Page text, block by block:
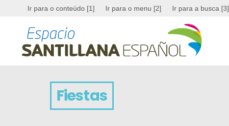
Ir para o conteúdo [1] Ir para o menu [2] Ir para a busca [3]
Fiestas